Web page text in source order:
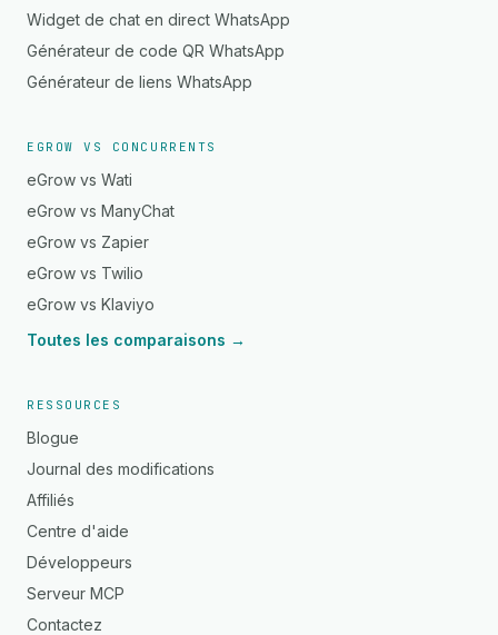
Widget de chat en direct WhatsApp
Générateur de code QR WhatsApp
Générateur de liens WhatsApp
EGROW VS CONCURRENTS
eGrow vs Wati
eGrow vs ManyChat
eGrow vs Zapier
eGrow vs Twilio
eGrow vs Klaviyo
Toutes les comparaisons →
RESSOURCES
Blogue
Journal des modifications
Affiliés
Centre d'aide
Développeurs
Serveur MCP
Contactez